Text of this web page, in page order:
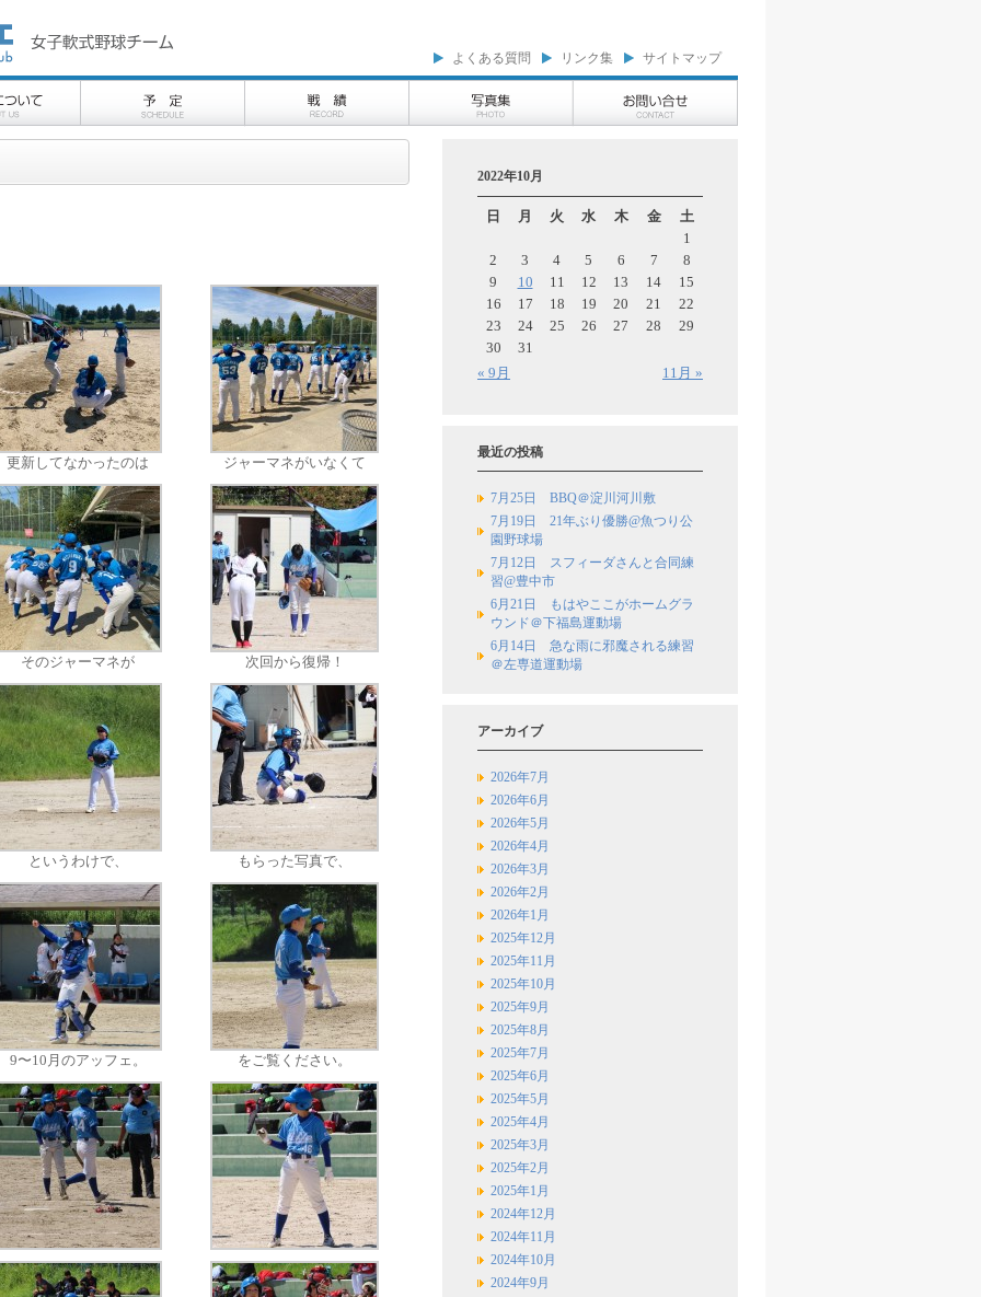
よくある質問 リンク集 サイトマップ
更新してなかったのは ジャーマネがいなくて
そのジャーマネが 次回から復帰！
というわけで、 もらった写真で、
9〜10月のアッフェ。 をご覧ください。
2022年10月
日 月 火 水 木 金 土
« 9月 11月 »
1
2
3 4 5 6 7
8
9
10 11 12 13 14
15
16
17 18 19 20 21
22
23
24 25 26 27 28
29
30
31
最近の投稿
7月25日 BBQ＠淀川河川敷
7月19日 21年ぶり優勝@魚つり公
園野球場
7月12日 スフィーダさんと合同練
習@豊中市
6月21日 もはやここがホームグラ
ウンド＠下福島運動場
6月14日 急な雨に邪魔される練習
＠左専道運動場
アーカイブ
2026年7月
2026年6月
2026年5月
2026年4月
2026年3月
2026年2月
2026年1月
2025年12月
2025年11月
2025年10月
2025年9月
2025年8月
2025年7月
2025年6月
2025年5月
2025年4月
2025年3月
2025年2月
2025年1月
2024年12月
2024年11月
2024年10月
2024年9月